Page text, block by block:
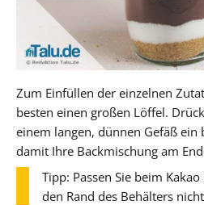
Zum Einfüllen der einzelnen
besten einen großen Löffel.
einem langen, dünnen Gefäß ein
damit Ihre Backmischung am
Tipp: Passen Sie beim
den Rand des Behälters